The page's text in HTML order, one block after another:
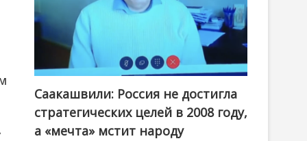
Саакашвили: Россия не достигла
стратегических целей в 2008 году,
а «мечта» мстит народу